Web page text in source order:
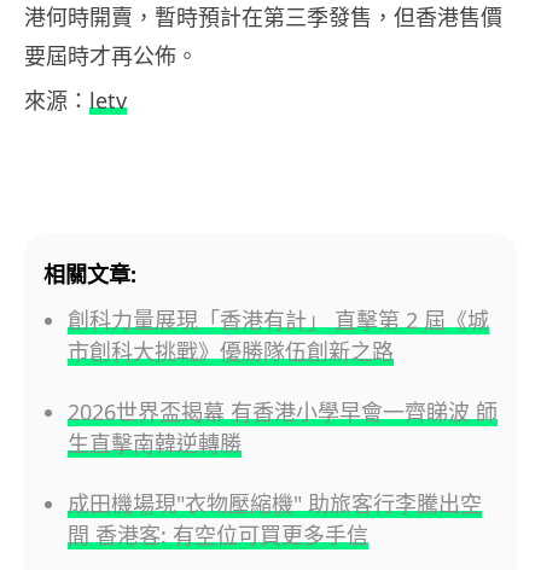
港何時開賣，暫時預計在第三季發售，但香港售價
要屆時才再公佈。
來源： letv
相關文章:
創科力量展現「香港有計」 直擊第 2 屆《城
市創科大挑戰》優勝隊伍創新之路
2026世界盃揭幕 有香港小學早會一齊睇波 師
生直擊南韓逆轉勝
成田機場現"衣物壓縮機" 助旅客行李騰出空
間 香港客: 有空位可買更多手信